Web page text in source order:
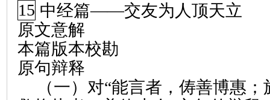
15 中经篇——交友为人顶天立
原文意解
本篇版本校勘
原句辩释
（一）对“能言者，俦善博惠